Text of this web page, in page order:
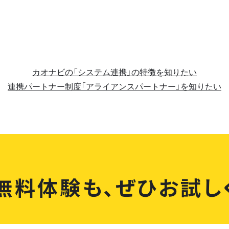
カオナビの「システム連携」の特徴を知りたい
連携パートナー制度「アライアンスパートナー」を知りたい
料体験も、ぜひお試し